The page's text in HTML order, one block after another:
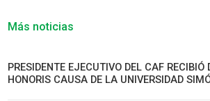
Más noticias
PRESIDENTE EJECUTIVO DEL CAF RECIBIÓ
HONORIS CAUSA DE LA UNIVERSIDAD